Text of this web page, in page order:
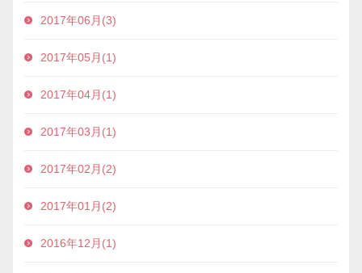
2017年06月(3)
2017年05月(1)
2017年04月(1)
2017年03月(1)
2017年02月(2)
2017年01月(2)
2016年12月(1)